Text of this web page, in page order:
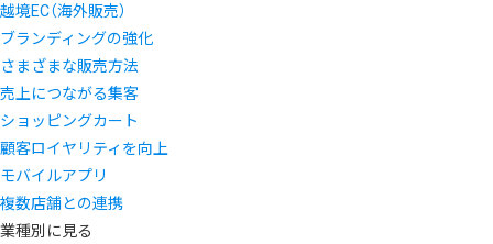
越境EC（海外販売）
ブランディングの強化
さまざまな販売方法
売上につながる集客
ショッピングカート
顧客ロイヤリティを向上
モバイルアプリ
複数店舗との連携
業種別に見る